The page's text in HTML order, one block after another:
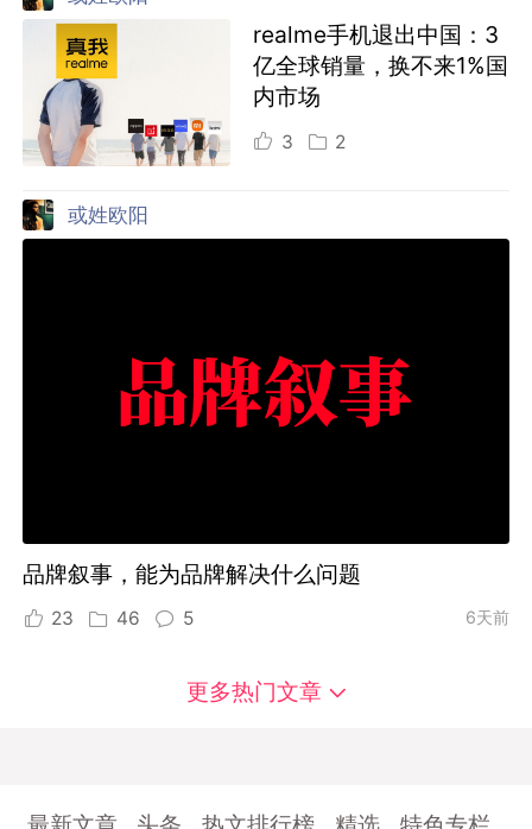
realme手机退出中国：3
亿全球销量，换不来1%国
内市场
3 2
或姓欧阳
品牌叙事，能为品牌解决什么问题
23 46 5 6天前
更多热门文章